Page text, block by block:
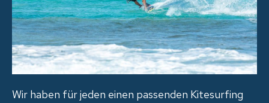
Wir haben für jeden einen passenden Kitesurfing